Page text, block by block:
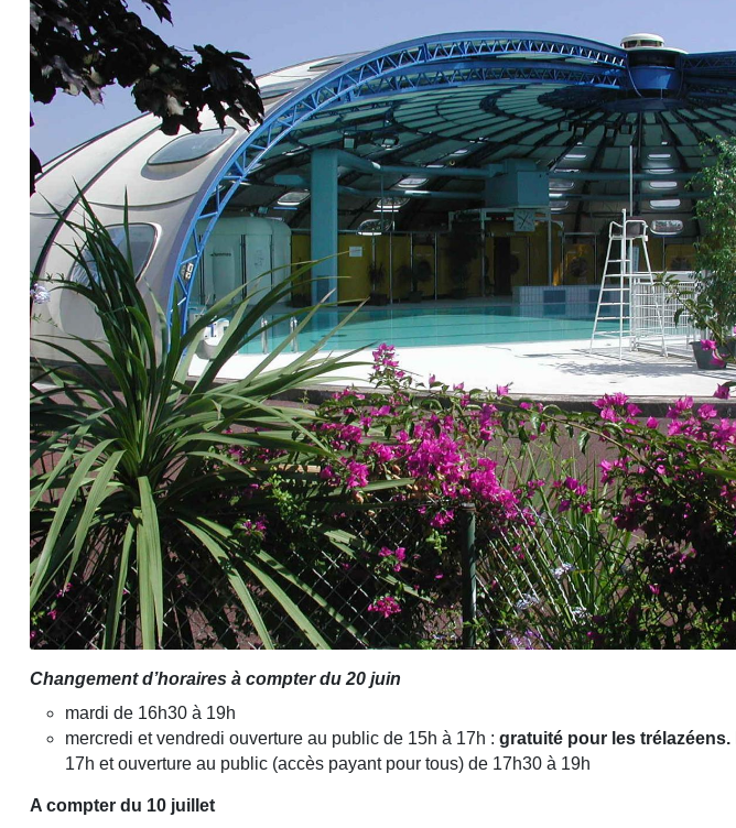
Changement d’horaires à compter du 20 juin
mardi de 16h30 à 19h
mercredi et vendredi ouverture au public de 15h à 17h : gratuité pour les trélazéens.
17h et ouverture au public (accès payant pour tous) de 17h30 à 19h
A compter du 10 juillet